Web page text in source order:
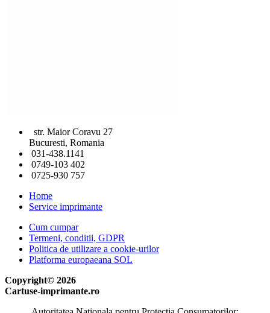
str. Maior Coravu 27
Bucuresti, Romania
031-438.1141
0749-103 402
0725-930 757
Home
Service imprimante
Cum cumpar
Termeni, conditii, GDPR
Politica de utilizare a cookie-urilor
Platforma europaeana SOL
Copyright© 2026
Cartuse-imprimante.ro